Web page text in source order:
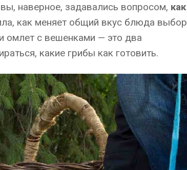
наверное, задавались вопросом, как
как меняет общий вкус блюда выбор
омлет с вешенками — это два
какие грибы как готовить.